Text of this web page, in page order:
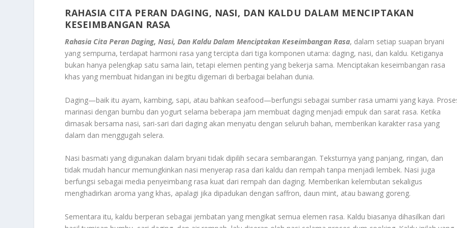
RAHASIA CITA PERAN DAGING, NASI, DAN KALDU DALAM MENCIPTAKAN
KESEIMBANGAN RASA
Rahasia Cita Peran Daging, Nasi, Dan Kaldu Dalam Menciptakan Keseimbangan Rasa, dalam setiap suapan bryani
yang sempurna, terdapat harmoni rasa yang tercipta dari tiga komponen utama: daging, nasi, dan kaldu. Ketiganya
bukan hanya pelengkap satu sama lain, tetapi elemen penting yang bekerja sama. Menciptakan keseimbangan rasa
khas yang membuat hidangan ini begitu digemari di berbagai belahan dunia.
Daging—baik itu ayam, kambing, sapi, atau bahkan seafood—berfungsi sebagai sumber rasa umami yang kaya.
marinasi dengan bumbu dan yogurt selama beberapa jam membuat daging menjadi empuk dan sarat rasa. Ketika
dimasak bersama nasi, sari-sari dari daging akan menyatu dengan seluruh bahan, memberikan karakter rasa yang
dalam dan menggugah selera.
Nasi basmati yang digunakan dalam bryani tidak dipilih secara sembarangan. Teksturnya yang panjang, ringan, dan
tidak mudah hancur memungkinkan nasi menyerap rasa dari kaldu dan rempah tanpa menjadi lembek. Nasi juga
berfungsi sebagai media penyeimbang rasa kuat dari rempah dan daging. Memberikan kelembutan sekaligus
menghadirkan aroma yang khas, apalagi jika dipadukan dengan saffron, daun mint, atau bawang goreng.
Sementara itu, kaldu berperan sebagai jembatan yang mengikat semua elemen rasa. Kaldu biasanya dihasilkan dari